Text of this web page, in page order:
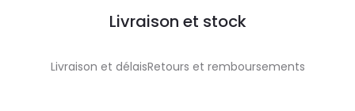
Livraison et stock
Livraison et délaisRetours et remboursements